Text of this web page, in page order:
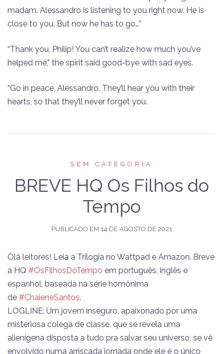
madam. Alessandro is listening to you right now. He is
close to you. But now he has to go…”
“Thank you, Philip! You can’t realize how much you’ve
helped me,” the spirit said good-bye with sad eyes.
“Go in peace, Alessandro. They’ll hear you with their
hearts, so that they’ll never forget you.
SEM CATEGORIA
BREVE HQ Os Filhos do
Tempo
PUBLICADO EM 14 DE AGOSTO DE 2021
Olá leitores! Leia a Trilogia no Wattpad e Amazon. Breve
a HQ #OsFilhosDoTempo em português, inglês e
espanhol, baseada na série homônima
de #ChaieneSantos.
LOGLINE: Um jovem inseguro, apaixonado por uma
misteriosa colega de classe, que se revela uma
alienígena disposta a tudo pra salvar seu universo, se vê
envolvido numa arriscada jornada onde ele é o único